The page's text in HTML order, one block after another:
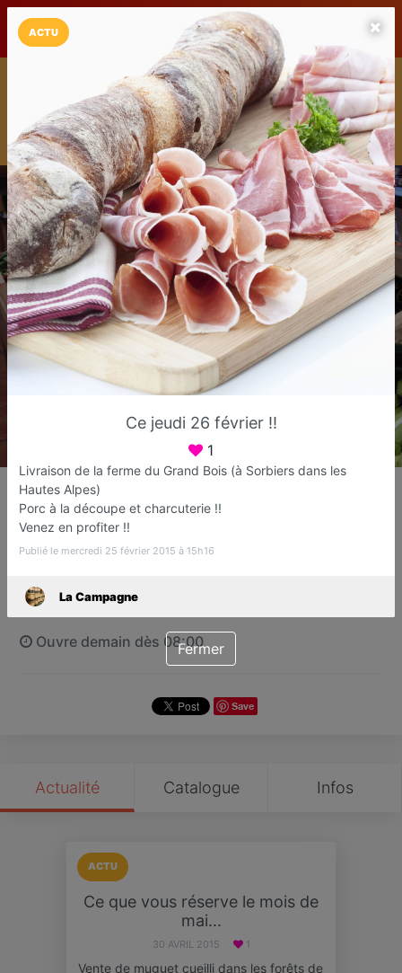
LaCarte Play Store
Installez l'App LaCarte
Téléchargez gratuitement l'app LaCarte pour suivre vos
commerces favoris et ne rien rater !
Télécharger Plus tard
Vente directe producteurs
Cannes
Ouvre demain dès 08:00
Save
Actualité Catalogue Infos
ACTU
Ce que vous réserve le mois de
mai...
30 AVRIL 2015 1
Vente de muguet cueilli dans les forêts de
ACTU
Ce jeudi 26 février !!
1
Livraison de la ferme du Grand Bois (à Sorbiers dans les
Hautes Alpes)
Porc à la découpe et charcuterie !!
Venez en profiter !!
Publié le mercredi 25 février 2015 à 15h16
La Campagne
Fermer